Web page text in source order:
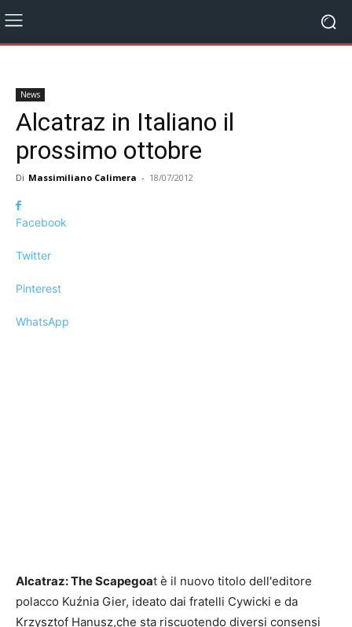
News
Alcatraz in Italiano il
prossimo ottobre
Di Massimiliano Calimera - 18/07/2012
Facebook
Twitter
Pinterest
WhatsApp
Alcatraz: The Scapegoat è il nuovo titolo dell'editore
polacco Kuźnia Gier, ideato dai fratelli Cywicki e da
Krzysztof Hanusz,che sta riscuotendo diversi consensi